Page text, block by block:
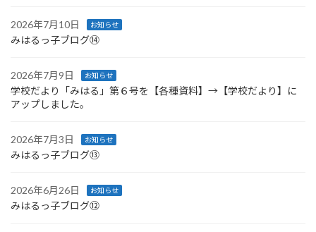
2026年7月10日 お知らせ
みはるっ子ブログ⑭
2026年7月9日 お知らせ
学校だより「みはる」第６号を【各種資料】→【学校だより】に
アップしました。
2026年7月3日 お知らせ
みはるっ子ブログ⑬
2026年6月26日 お知らせ
みはるっ子ブログ⑫